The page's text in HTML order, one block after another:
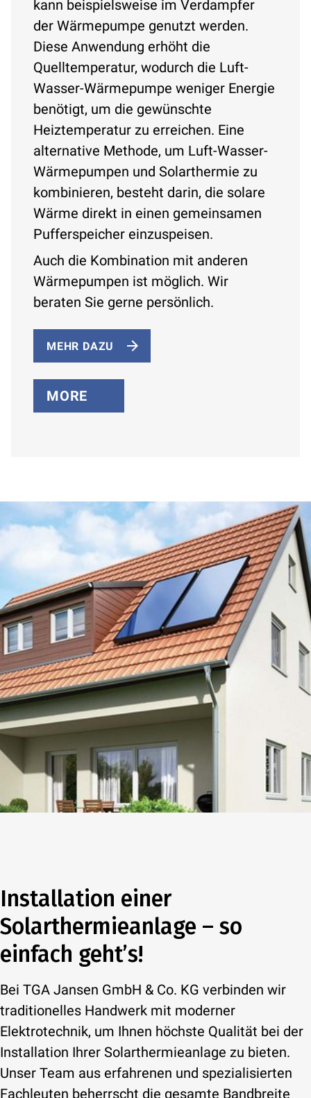
kann beispielsweise im Verdampfer
der Wärmepumpe genutzt werden.
Diese Anwendung erhöht die
Quelltemperatur, wodurch die Luft-
Wasser-Wärmepumpe weniger Energie
benötigt, um die gewünschte
Heiztemperatur zu erreichen. Eine
alternative Methode, um Luft-Wasser-
Wärmepumpen und Solarthermie zu
kombinieren, besteht darin, die solare
Wärme direkt in einen gemeinsamen
Pufferspeicher einzuspeisen.
Auch die Kombination mit anderen
Wärmepumpen ist möglich. Wir
beraten Sie gerne persönlich.
MEHR DAZU
MORE
Installation einer
Solarthermieanlage – so
einfach geht’s!
Bei TGA Jansen GmbH & Co. KG verbinden wir
traditionelles Handwerk mit moderner
Elektrotechnik, um Ihnen höchste Qualität bei der
Installation Ihrer Solarthermieanlage zu bieten.
Unser Team aus erfahrenen und spezialisierten
Fachleuten beherrscht die gesamte Bandbreite